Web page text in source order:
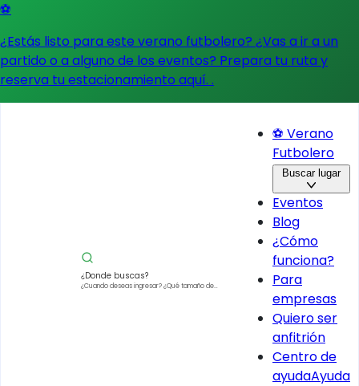
⚽
¿Estás listo para este verano futbolero? ¿Vas a ir a un
partido o a alguno de los eventos? Prepara tu ruta y
reserva tu estacionamiento aquí. .
¿Donde buscas?
¿Cuando deseas ingresar?¿Qué tamaño de
⚽ Verano
Futbolero
Buscar lugar
Eventos
Blog
¿Cómo
funciona?
Para
empresas
Quiero ser
anfitrión
Centro de
ayudaAyuda